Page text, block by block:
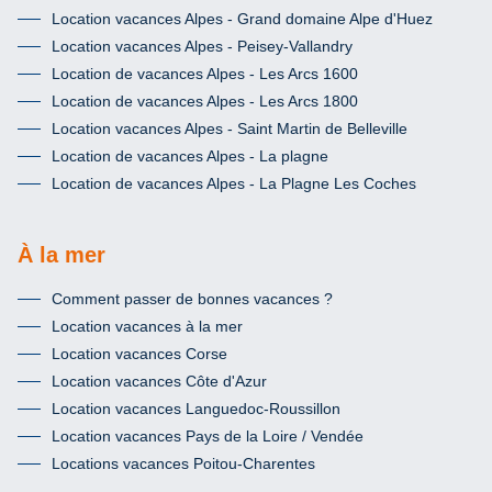
Location vacances Alpes - Grand domaine Alpe d'Huez
Location vacances Alpes - Peisey-Vallandry
Location de vacances Alpes - Les Arcs 1600
Location de vacances Alpes - Les Arcs 1800
Location vacances Alpes - Saint Martin de Belleville
Location de vacances Alpes - La plagne
Location de vacances Alpes - La Plagne Les Coches
À la mer
Comment passer de bonnes vacances ?
Location vacances à la mer
Location vacances Corse
Location vacances Côte d'Azur
Location vacances Languedoc-Roussillon
Location vacances Pays de la Loire / Vendée
Locations vacances Poitou-Charentes